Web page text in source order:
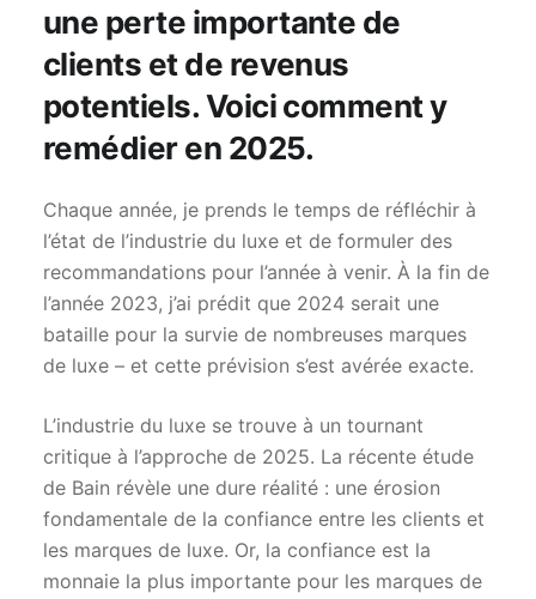
une perte importante de
clients et de revenus
potentiels. Voici comment y
remédier en 2025.
Chaque année, je prends le temps de réfléchir à
l’état de l’industrie du luxe et de formuler des
recommandations pour l’année à venir. À la fin de
l’année 2023, j’ai prédit que 2024 serait une
bataille pour la survie de nombreuses marques
de luxe – et cette prévision s’est avérée exacte.
L’industrie du luxe se trouve à un tournant
critique à l’approche de 2025. La récente étude
de Bain révèle une dure réalité : une érosion
fondamentale de la confiance entre les clients et
les marques de luxe. Or, la confiance est la
monnaie la plus importante pour les marques de